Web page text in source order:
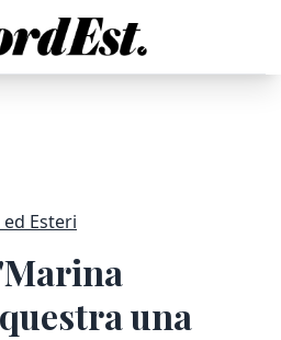
Esteri
una